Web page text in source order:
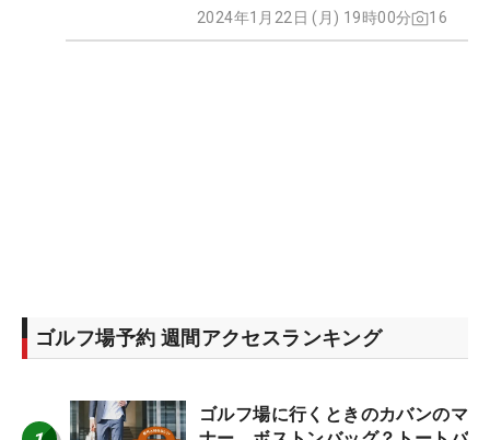
2024年1月22日 (月) 19時00分 16
ゴルフ場予約 週間アクセスランキング
ゴルフ場に行くときのカバンのマ